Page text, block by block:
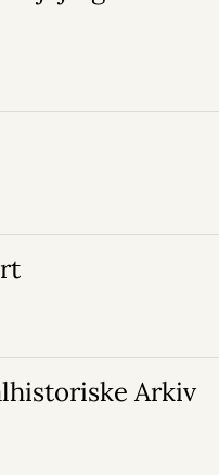
Arkiv